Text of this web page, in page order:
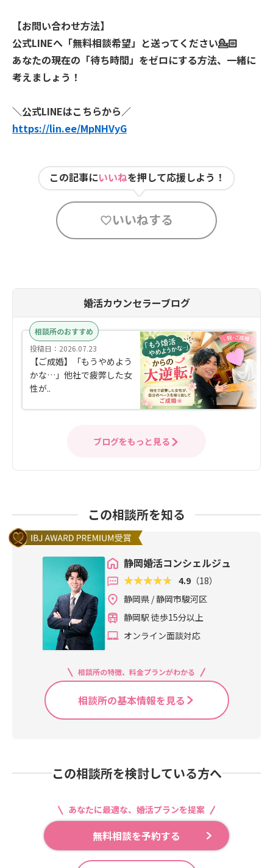
【お問い合わせ方法】
公式LINEへ「無料相談希望」と送ってください💁🏻
あなたの現在の「待ち時間」をゼロにする方法、一緒に
考えましょう！
＼公式LINEはこちらから／
https://lin.ee/MpNHVyG
この記事にいいねを押して応援しよう！
いいねする
婚活カウンセラーブログ
相談所のおすすめ
投稿日：2026.07.23
【ご成婚】「もうやめよう
かな…」他社で疲弊した女
性が..
ブログをもっと見る
この相談所を知る
静岡婚活コンシェルジュ
4.9 （18）
静岡県 / 静岡市駿河区
静岡駅 徒歩15分以上
オンライン面談対応
相談所の特徴、料金プランがわかる
相談所の基本情報を見る
この相談所を検討している方へ
あなたに最適な、婚活プランを提案
無料相談を予約する